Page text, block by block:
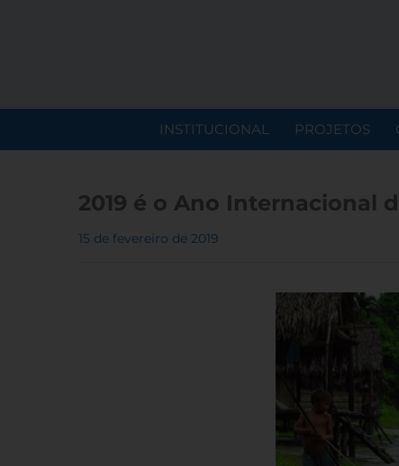
INSTITUCIONAL PROJETOS
2019 é o Ano Internacional
15 de fevereiro de 2019